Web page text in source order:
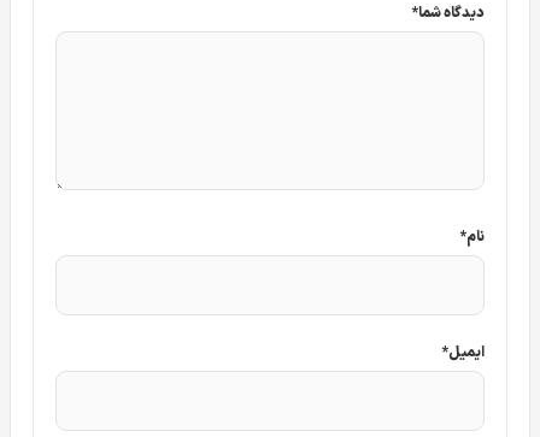
تحت شبکه داهوا DH-IPC-HFW5231EP-ZE
دیدگاه شما*
نام*
ایمیل*